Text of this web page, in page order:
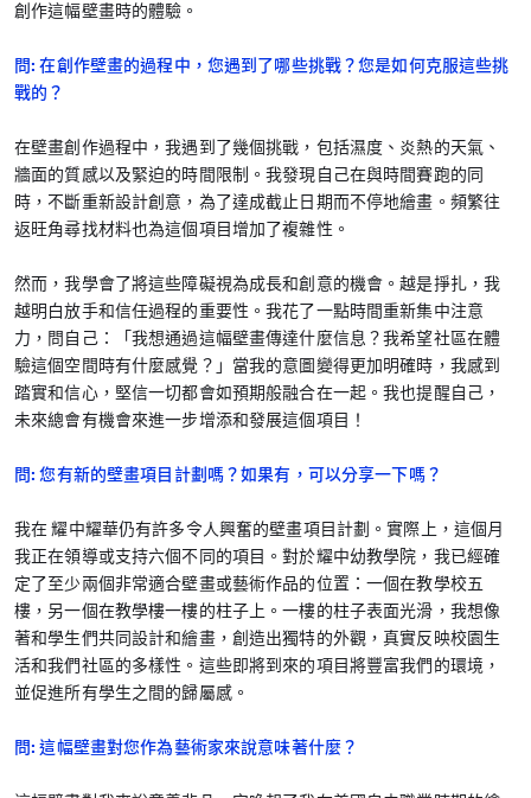
創作這幅壁畫時的體驗。
問: 在創作壁畫的過程中，您遇到了哪些挑戰？您是如何克服這些挑
戰的？
在壁畫創作過程中，我遇到了幾個挑戰，包括濕度、炎熱的天氣、
牆面的質感以及緊迫的時間限制。我發現自己在與時間賽跑的同
時，不斷重新設計創意，為了達成截止日期而不停地繪畫。頻繁往
返旺角尋找材料也為這個項目增加了複雜性。
然而，我學會了將這些障礙視為成長和創意的機會。越是掙扎，我
越明白放手和信任過程的重要性。我花了一點時間重新集中注意
力，問自己：「我想通過這幅壁畫傳達什麼信息？我希望社區在體
驗這個空間時有什麼感覺？」當我的意圖變得更加明確時，我感到
踏實和信心，堅信一切都會如預期般融合在一起。我也提醒自己，
未來總會有機會來進一步增添和發展這個項目！
問: 您有新的壁畫項目計劃嗎？如果有，可以分享一下嗎？
我在 耀中耀華仍有許多令人興奮的壁畫項目計劃。實際上，這個月
我正在領導或支持六個不同的項目。對於耀中幼教學院，我已經確
定了至少兩個非常適合壁畫或藝術作品的位置：一個在教學校五
樓，另一個在教學樓一樓的柱子上。一樓的柱子表面光滑，我想像
著和學生們共同設計和繪畫，創造出獨特的外觀，真實反映校園生
活和我們社區的多樣性。這些即將到來的項目將豐富我們的環境，
並促進所有學生之間的歸屬感。
問: 這幅壁畫對您作為藝術家來說意味著什麼？